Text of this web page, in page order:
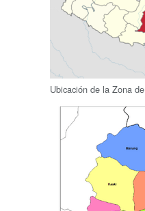
Ubicación de la Zona